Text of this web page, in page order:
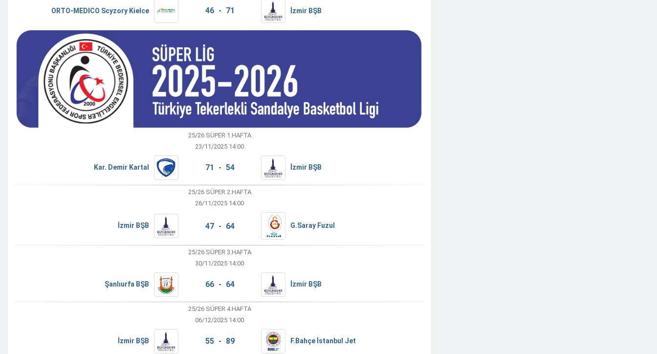
ORTO-MEDICO Scyzory Kielce 46 - 71 İzmir BŞB
25/26 SÜPER 1.HAFTA
23/11/2025 14:00
Kar. Demir Kartal 71 - 54 İzmir BŞB
25/26 SÜPER 2.HAFTA
26/11/2025 14:00
İzmir BŞB 47 - 64 G.Saray Fuzul
25/26 SÜPER 3.HAFTA
30/11/2025 14:00
Şanlıurfa BŞB 66 - 64 İzmir BŞB
25/26 SÜPER 4.HAFTA
06/12/2025 14:00
İzmir BŞB 55 - 89 F.Bahçe İstanbul Jet